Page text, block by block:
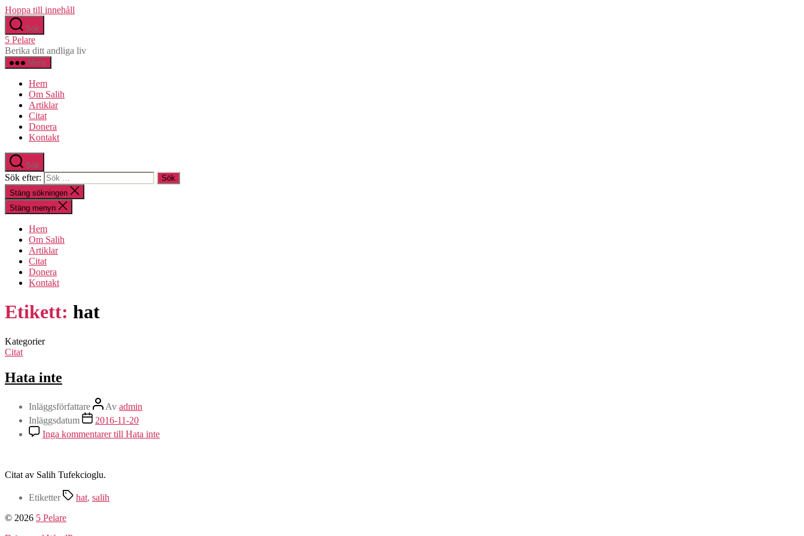
Hoppa till innehåll
Sök
5 Pelare
Berika ditt andliga liv
Meny
Hem
Om Salih
Artiklar
Citat
Donera
Kontakt
Sök
Sök efter:
Stäng sökningen
Stäng menyn
Hem
Om Salih
Artiklar
Citat
Donera
Kontakt
Etikett: hat
Kategorier
Citat
Hata inte
Inläggsförfattare Av admin
Inläggsdatum
2016-11-20
Inga kommentarertill Hata inte
Citat av Salih Tufekcioglu.
Etiketter hat, salih
© 2026 5 Pelare